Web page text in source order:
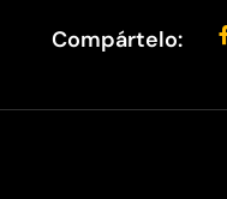
Compártelo: